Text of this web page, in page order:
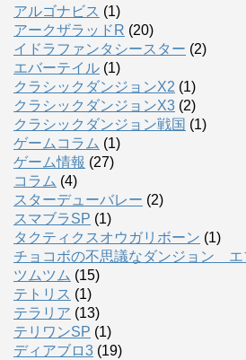
アルゴナビス (1)
アークザラッドR (20)
イドラファンタシースター (2)
エバーテイル (1)
クラシックダンジョンX2 (1)
クラシックダンジョンX3 (2)
クラシックダンジョン戦国 (1)
ゲームコラム (1)
ゲーム情報 (27)
コラム (4)
スターデューバレー (2)
スマブラSP (1)
タクティクスオウガリボーン (1)
チョコボの不思議なダンジョン エ
ツムツム (15)
テトリス (1)
テラリア (13)
テリワンSP (1)
ディアブロ3 (19)